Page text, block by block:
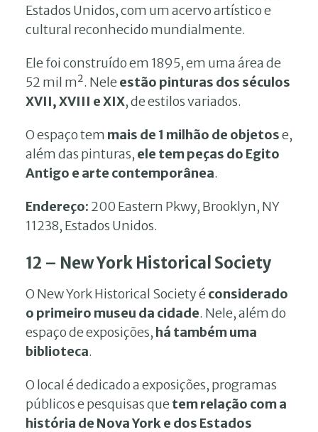
Estados Unidos, com um acervo artístico e
cultural reconhecido mundialmente.
Ele foi construído em 1895, em uma área de
52 mil m². Neleestão pinturas dos séculos
XVII, XVIII e XIX, de estilos variados.
O espaço tem mais de 1 milhão de objetose,
além das pinturas, ele tem peças do Egito
Antigo e arte contemporânea.
Endereço: 200 Eastern Pkwy, Brooklyn, NY
11238, Estados Unidos.
12 – New York Historical Society
O New York Historical Society éconsiderado
o primeiro museu da cidade. Nele, além do
espaço de exposições, há também uma
biblioteca.
O local é dedicado a exposições, programas
públicos e pesquisas quetem relação com a
história de Nova York e dos Estados